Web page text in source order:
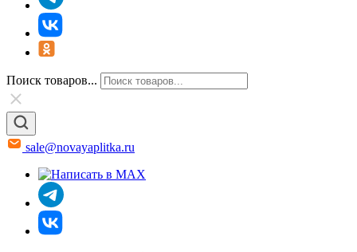
Поиск товаров...
sale@novayaplitka.ru